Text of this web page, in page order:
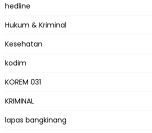
hedline
Hukum & Kriminal
Kesehatan
kodim
KOREM 031
KRIMINAL
lapas bangkinang